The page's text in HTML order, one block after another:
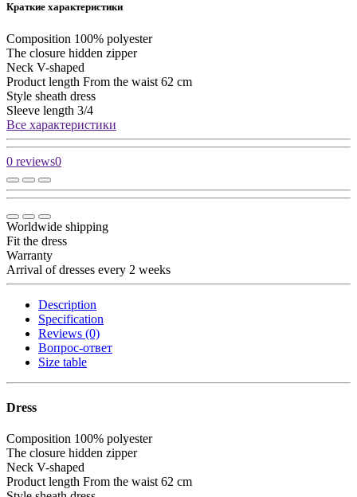
Краткие характеристики
Composition 100% polyester
The closure hidden zipper
Neck V-shaped
Product length From the waist 62 cm
Style sheath dress
Sleeve length 3/4
Все характеристики
0 reviews0
Worldwide shipping
Fit the dress
Warranty
Arrival of dresses every 2 weeks
Description
Specification
Reviews (0)
Вопрос-ответ
Size table
Dress
Composition 100% polyester
The closure hidden zipper
Neck V-shaped
Product length From the waist 62 cm